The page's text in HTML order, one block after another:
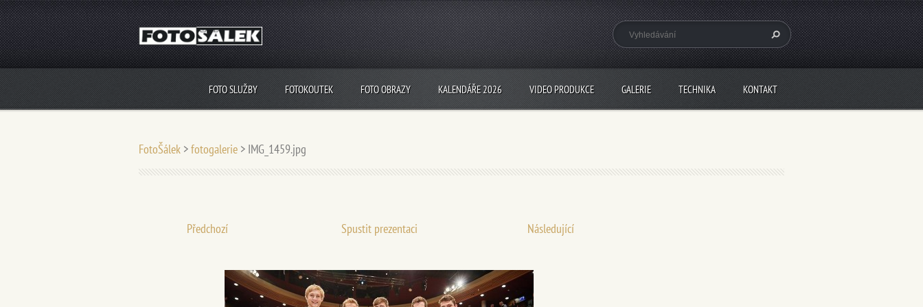
FOTO SLUŽBY FOTOKOUTEK FOTO OBRAZY KALENDÁŘE 2026 VIDEO PRODUKCE GALERIE TECHNIKA KONTAKT
FotoŠálek >fotogalerie > IMG_1459.jpg
Předchozí Spustit prezentaci Následující